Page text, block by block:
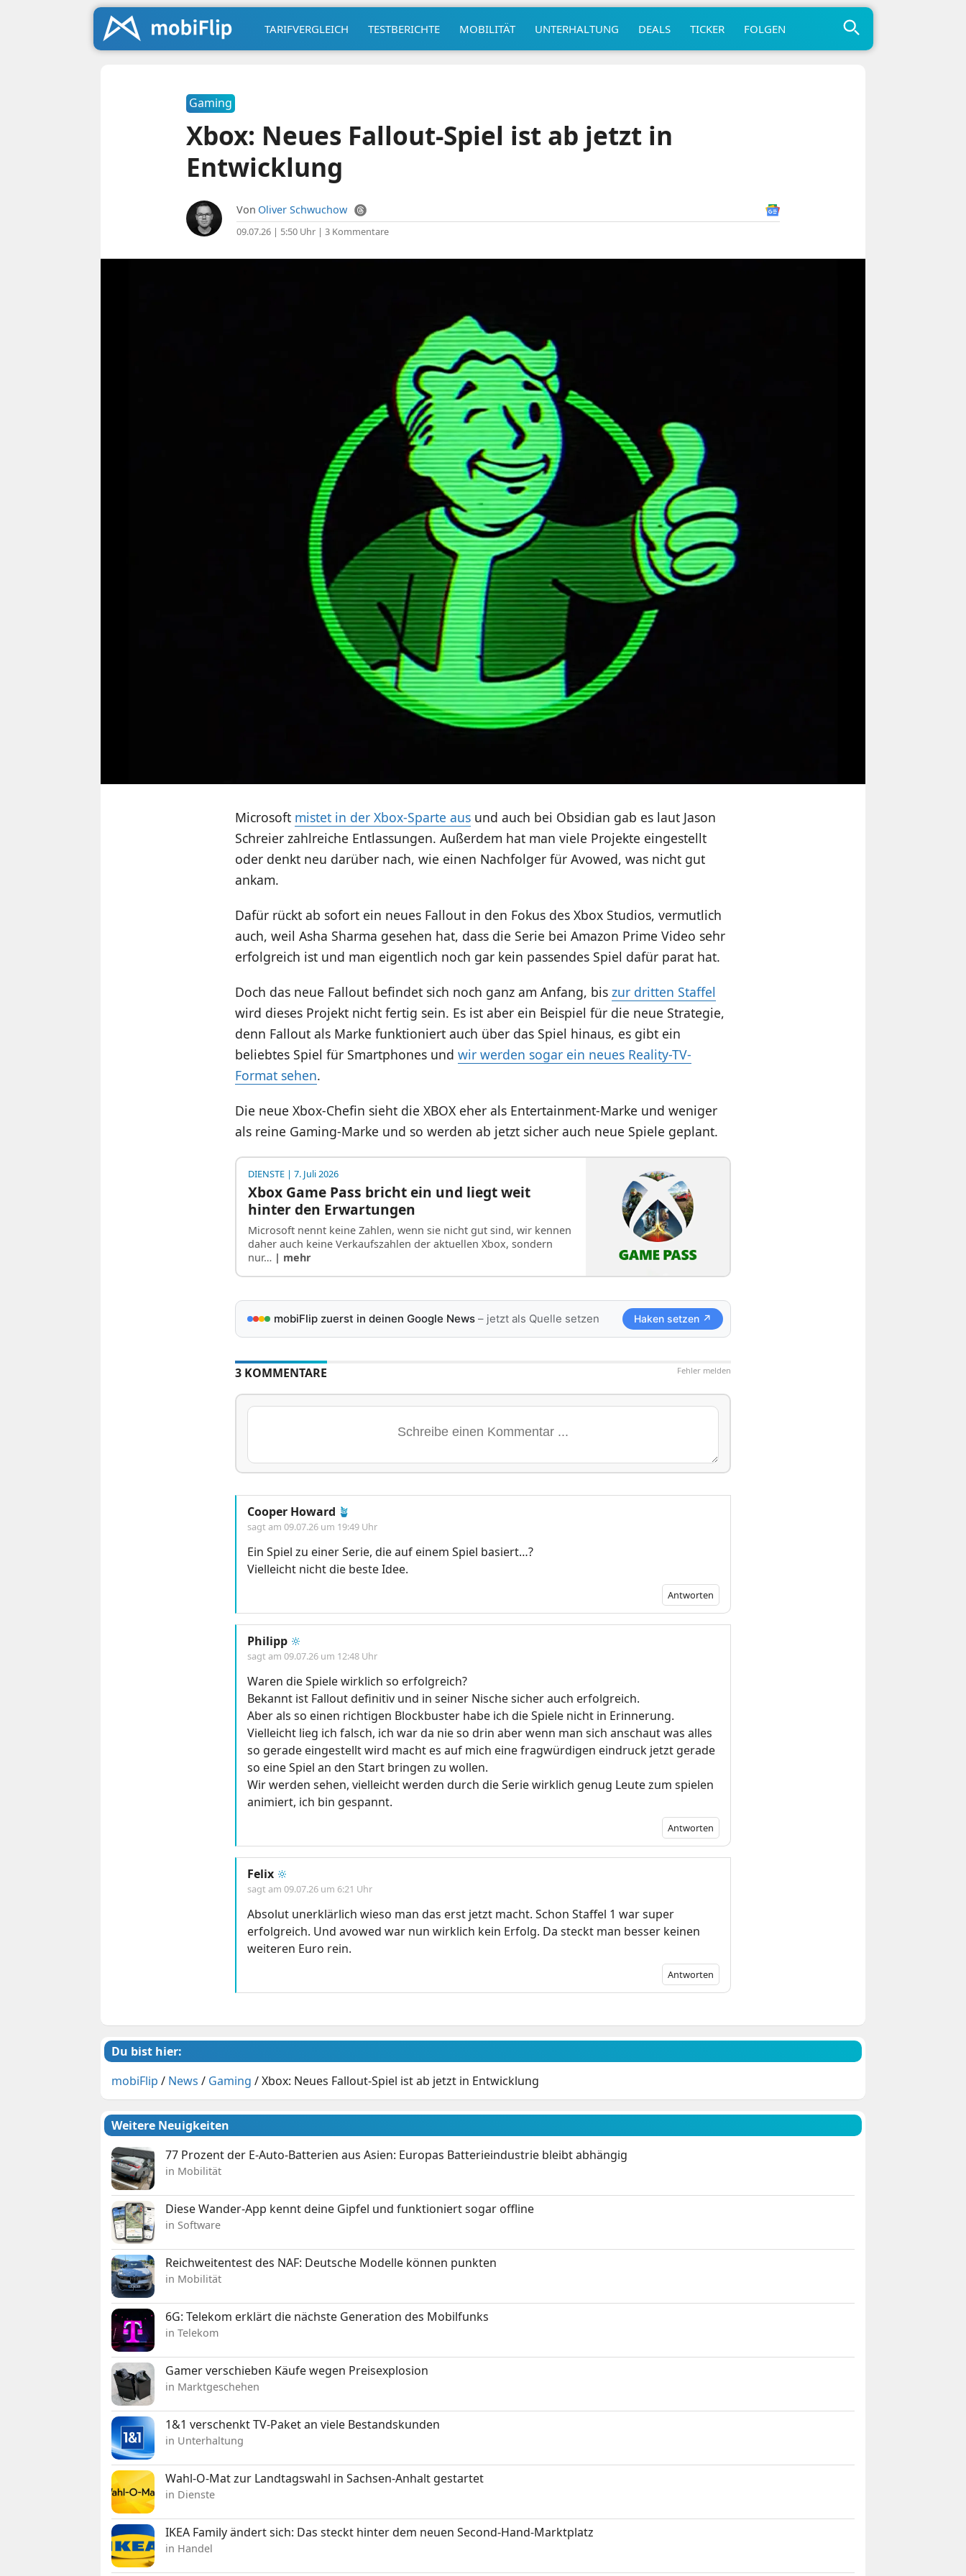
TARIFVERGLEICH TESTBERICHTE MOBILITÄT UNTERHALTUNG DEALS TICKER FOLGEN
Gaming
Xbox: Neues Fallout-Spiel ist ab jetzt in
Entwicklung
Von Oliver Schwuchow
09.07.26 | 5:50 Uhr| 3 Kommentare
Microsoft mistet in der Xbox-Sparte ausund auch bei Obsidian gab es laut Jason
Schreier zahlreiche Entlassungen. Außerdem hat man viele Projekte eingestellt
oder denkt neu darüber nach, wie einen Nachfolger für Avowed, was nicht gut
ankam.
Dafür rückt ab sofort ein neues Fallout in den Fokus des Xbox Studios, vermutlich
auch, weil Asha Sharma gesehen hat, dass die Serie bei Amazon Prime Video sehr
erfolgreich ist und man eigentlich noch gar kein passendes Spiel dafür parat hat.
Doch das neue Fallout befindet sich noch ganz am Anfang, bis zur dritten Staffel
wird dieses Projekt nicht fertig sein. Es ist aber ein Beispiel für die neue Strategie,
denn Fallout als Marke funktioniert auch über das Spiel hinaus, es gibt ein
beliebtes Spiel für Smartphones und wir werden sogar ein neues Reality-TV-
Format sehen.
Die neue Xbox-Chefin sieht die XBOX eher als Entertainment-Marke und weniger
als reine Gaming-Marke und so werden ab jetzt sicher auch neue Spiele geplant.
DIENSTE| 7. Juli 2026
Xbox Game Pass bricht ein und liegt weit
hinter den Erwartungen
Microsoft nennt keine Zahlen, wenn sie nicht gut sind, wir kennen
daher auch keine Verkaufszahlen der aktuellen Xbox, sondern
nur… | mehr
mobiFlip zuerst in deinen Google News– jetzt als Quelle setzen Haken setzen ↗
Fehler melden
3 KOMMENTARE
Cooper Howard 🪴
sagt am 09.07.26 um 19:49 Uhr
Ein Spiel zu einer Serie, die auf einem Spiel basiert…?
Vielleicht nicht die beste Idee.
Antworten
Philipp 🔆
sagt am 09.07.26 um 12:48 Uhr
Waren die Spiele wirklich so erfolgreich?
Bekannt ist Fallout definitiv und in seiner Nische sicher auch erfolgreich.
Aber als so einen richtigen Blockbuster habe ich die Spiele nicht in Erinnerung.
Vielleicht lieg ich falsch, ich war da nie so drin aber wenn man sich anschaut was alles
so gerade eingestellt wird macht es auf mich eine fragwürdigen eindruck jetzt gerade
so eine Spiel an den Start bringen zu wollen.
Wir werden sehen, vielleicht werden durch die Serie wirklich genug Leute zum spielen
animiert, ich bin gespannt.
Antworten
Felix 🔆
sagt am 09.07.26 um 6:21 Uhr
Absolut unerklärlich wieso man das erst jetzt macht. Schon Staffel 1 war super
erfolgreich. Und avowed war nun wirklich kein Erfolg. Da steckt man besser keinen
weiteren Euro rein.
Antworten
Du bist hier:
mobiFlip / News / Gaming /Xbox: Neues Fallout-Spiel ist ab jetzt in Entwicklung
Weitere Neuigkeiten
77 Prozent der E-Auto-Batterien aus Asien: Europas Batterieindustrie bleibt abhängig
in Mobilität
Diese Wander-App kennt deine Gipfel und funktioniert sogar offline
in Software
Reichweitentest des NAF: Deutsche Modelle können punkten
in Mobilität
6G: Telekom erklärt die nächste Generation des Mobilfunks
in Telekom
Gamer verschieben Käufe wegen Preisexplosion
in Marktgeschehen
1&1 verschenkt TV-Paket an viele Bestandskunden
in Unterhaltung
Wahl-O-Mat zur Landtagswahl in Sachsen-Anhalt gestartet
in Dienste
IKEA Family ändert sich: Das steckt hinter dem neuen Second-Hand-Marktplatz
in Handel